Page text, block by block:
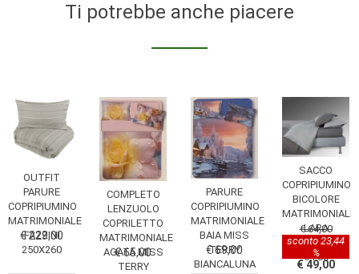
Ti potrebbe anche piacere
OUTFIT
PARURE
COPRIPIUMINO
MATRIMONIALE
FAZZINI
250X260
€ 229,00
COMPLETO
LENZUOLO
COPRILETTO
MATRIMONIALE
AGATA MISS
TERRY
€ 65,00
PARURE
COPRIPIUMINO
MATRIMONIALE
BAIA MISS
TERRY
BIANCALUNA
€ 69,00
SACCO
COPRIPIUMINO
BICOLORE
MATRIMONIALE
LARA
CAVALIERI €
64.00
€ 64,00
sconto 23,44
%
€ 49,00